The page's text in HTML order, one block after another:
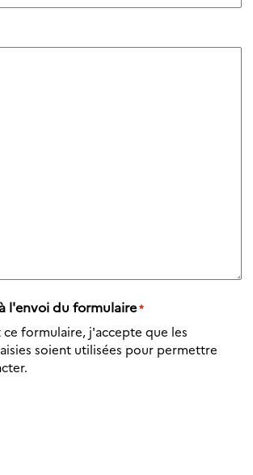
l'envoi du formulaire*
ce formulaire, j'accepte que les
soient utilisées pour permettre